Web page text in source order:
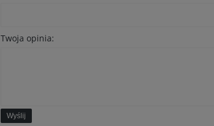
Twoja opinia:
Wyślij